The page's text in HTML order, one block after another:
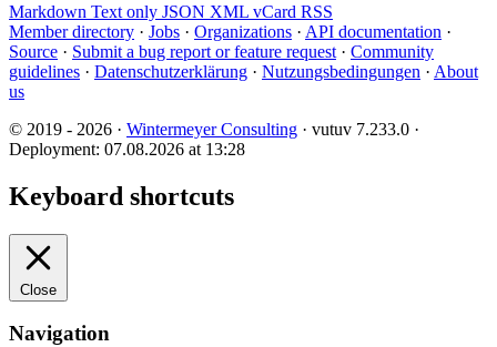
Markdown Text only JSON XML vCard RSS
Member directory · Jobs · Organizations · API documentation ·
Source · Submit a bug report or feature request · Community
guidelines · Datenschutzerklärung · Nutzungsbedingungen · About
us
© 2019 - 2026 · Wintermeyer Consulting · vutuv 7.233.0 ·
Deployment: 07.08.2026 at 13:28
Keyboard shortcuts
Close
Navigation